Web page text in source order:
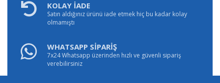
KOLAY İADE
Satın aldığınız ürünü iade etmek hiç bu kadar kolay
olmamıştı
WHATSAPP SİPARİŞ
7x24 Whatsapp üzerinden hızlı ve güvenli sipariş
verebilirsiniz